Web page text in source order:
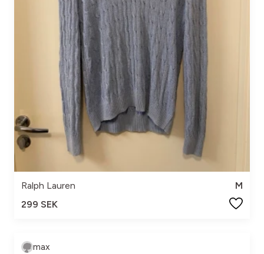
Ralph Lauren
M
299 SEK
max